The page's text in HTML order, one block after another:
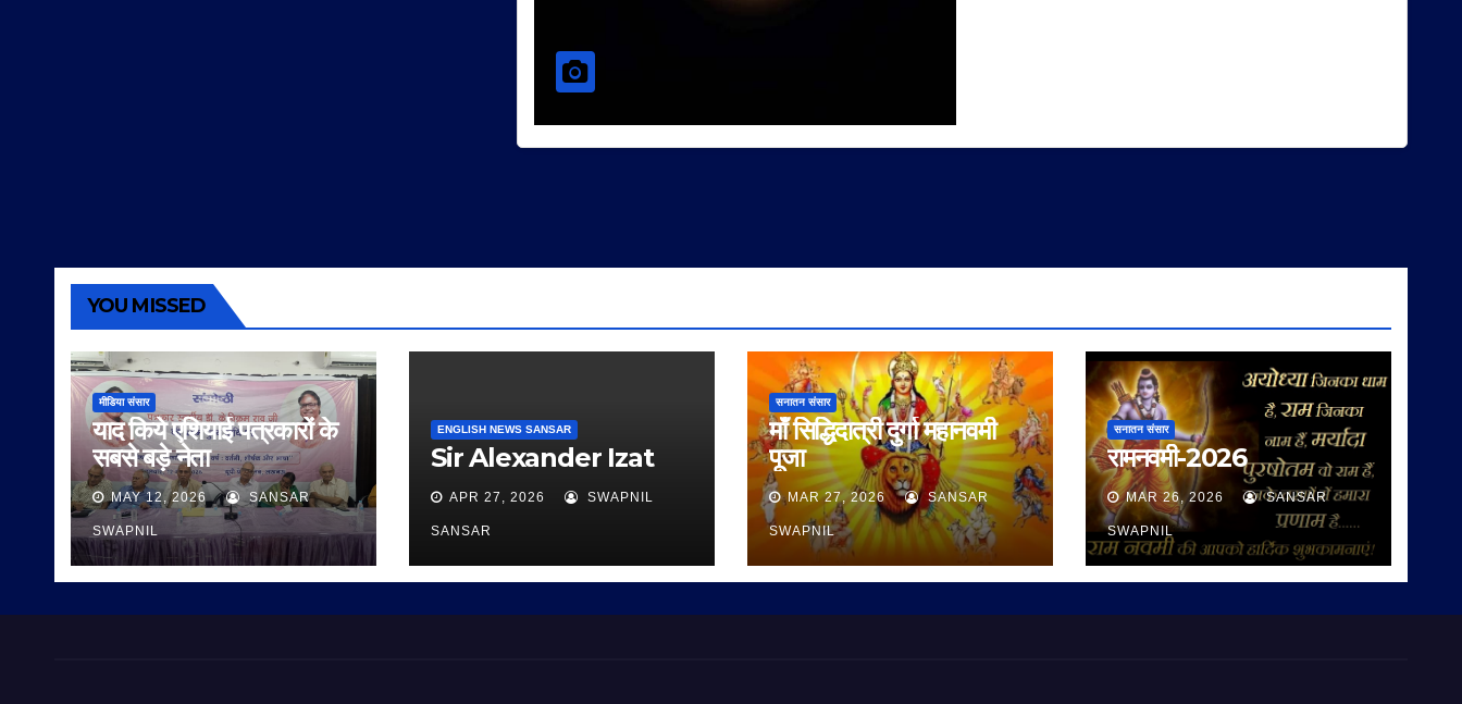
YOU MISSED
मीडिया संसार
याद किये एशियाई पत्रकारों के
सबसे बड़े नेता
MAY 12, 2026 SANSAR
SWAPNIL
ENGLISH NEWS SANSAR
Sir Alexander Izat
APR 27, 2026 SWAPNIL
SANSAR
सनातन संसार
माँ सिद्धिदात्री दुर्गा महानवमी
पूजा
MAR 27, 2026 SANSAR
SWAPNIL
सनातन संसार
रामनवमी-2026
MAR 26, 2026 SANSAR
SWAPNIL